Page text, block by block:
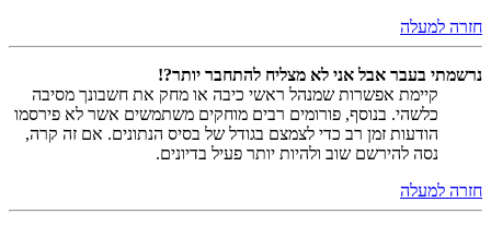
חזרה למעלה
נרשמתי בעבר אבל אני לא מצליח להתחבר יותר?!
קיימת אפשרות שמנהל ראשי כיבה או מחק את חשבונך מסיבה
כלשהי. בנוסף, פורומים רבים מוחקים משתמשים אשר לא פירסמו
הודעות זמן רב כדי לצמצם בגודל של בסיס הנתונים. אם זה קרה,
נסה להירשם שוב ולהיות יותר פעיל בדיונים.
חזרה למעלה